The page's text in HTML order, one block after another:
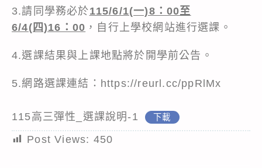
3.請同學務必於115/6/1(一)8：00至
6/4(四)16：00 ，自行上學校網站進行選課。
4.選課結果與上課地點將於開學前公告。
5.網路選課連結： https://reurl.cc/ppRlMx
115高三彈性_選課說明-1 下載
Post Views: 450